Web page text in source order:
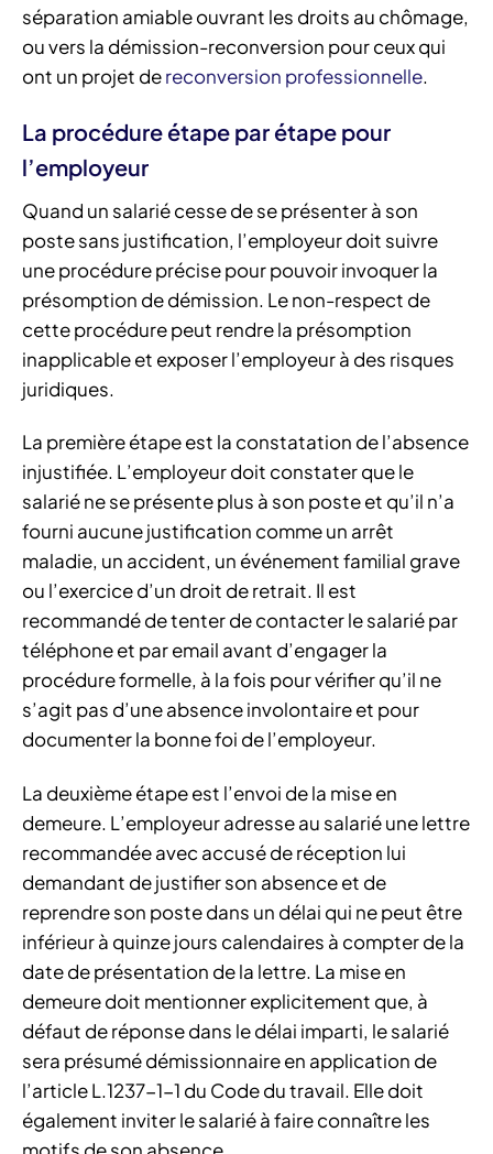
séparation amiable ouvrant les droits au chômage,
ou vers la démission-reconversion pour ceux qui
ont un projet dereconversion professionnelle.
La procédure étape par étape pour
l’employeur
Quand un salarié cesse de se présenter à son
poste sans justification, l’employeur doit suivre
une procédure précise pour pouvoir invoquer la
présomption de démission. Le non-respect de
cette procédure peut rendre la présomption
inapplicable et exposer l’employeur à des risques
juridiques.
La première étape est la constatation de l’absence
injustifiée. L’employeur doit constater que le
salarié ne se présente plus à son poste et qu’il n’a
fourni aucune justification comme un arrêt
maladie, un accident, un événement familial grave
ou l’exercice d’un droit de retrait. Il est
recommandé de tenter de contacter le salarié par
téléphone et par email avant d’engager la
procédure formelle, à la fois pour vérifier qu’il ne
s’agit pas d’une absence involontaire et pour
documenter la bonne foi de l’employeur.
La deuxième étape est l’envoi de la mise en
demeure. L’employeur adresse au salarié une lettre
recommandée avec accusé de réception lui
demandant de justifier son absence et de
reprendre son poste dans un délai qui ne peut être
inférieur à quinze jours calendaires à compter de la
date de présentation de la lettre. La mise en
demeure doit mentionner explicitement que, à
défaut de réponse dans le délai imparti, le salarié
sera présumé démissionnaire en application de
l’article L.1237-1-1 du Code du travail. Elle doit
également inviter le salarié à faire connaître les
motifs de son absence.